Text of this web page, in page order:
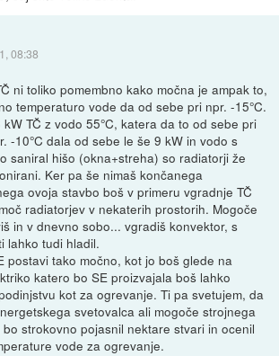
08:38
ni toliko pomembno kako močna je ampak to,
temperaturo vode da od sebe pri npr. -15°C.
TČ z vodo 55°C, katera da to od sebe pri
-10°C dala od sebe le še 9 kW in vodo s
saniral hišo (okna+streha) so radiatorji že
Ker pa še nimaš končanega
ovoja stavbo boš v primeru vgradnje TČ
radiatorjev v nekaterih prostorih. Mogoče
in v dnevno sobo... vgradiš konvektor, s
lahko tudi hladil.
postavi tako močno, kot jo boš glede na
katero bo SE proizvajala boš lahko
kot za ogrevanje. Ti pa svetujem, da
svetovalca ali mogoče strojnega
strokovno pojasnil nektare stvari in ocenil
vode za ogrevanje.